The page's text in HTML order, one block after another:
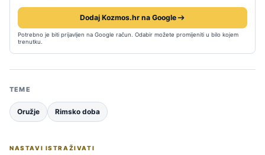
Dodaj Kozmos.hr na Google
Potrebno je biti prijavljen na Google račun. Odabir možete promijeniti u bilo kojem
trenutku.
TEME
Oružje Rimsko doba
NASTAVI ISTRAŽIVATI